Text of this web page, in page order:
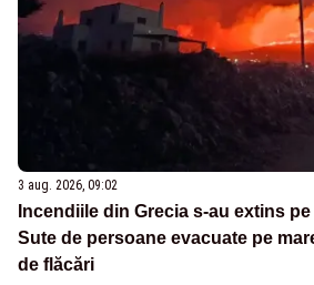
3 aug. 2026, 09:02
Incendiile din Grecia s-au extins
Sute de persoane evacuate pe
de flăcări